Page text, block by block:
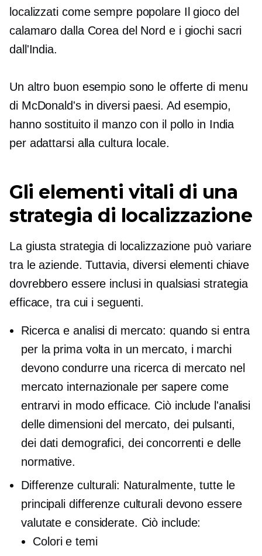
localizzati comesempre popolareIl gioco del
calamaro dalla Corea del Nord e i giochi sacri
dall'India.
Un altro buon esempio sono le offerte di menu
di McDonald's in diversi paesi. Ad esempio,
hanno sostituito il manzo con il pollo in India
per adattarsi alla cultura locale.
Gli elementi vitali di una
strategia di localizzazione
La giusta strategia di localizzazione può variare
tra le aziende. Tuttavia, diversi elementi chiave
dovrebbero essere inclusi in qualsiasi strategia
efficace, tra cui i seguenti.
Ricerca e analisi di mercato: quando si entra
per la prima volta in un mercato, i marchi
devono condurre una ricerca di mercato nel
mercato internazionale per sapere come
entrarvi in ​​modo efficace. Ciò include l'analisi
delle dimensioni del mercato, dei pulsanti,
dei dati demografici, dei concorrenti e delle
normative.
Differenze culturali: Naturalmente, tutte le
principali differenze culturali devono essere
valutate e considerate. Ciò include:
Colori e temi